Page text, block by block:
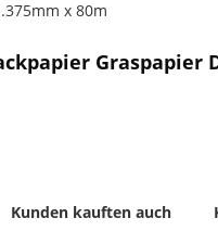
x 80m
Graspapier
Kunden kauften auch